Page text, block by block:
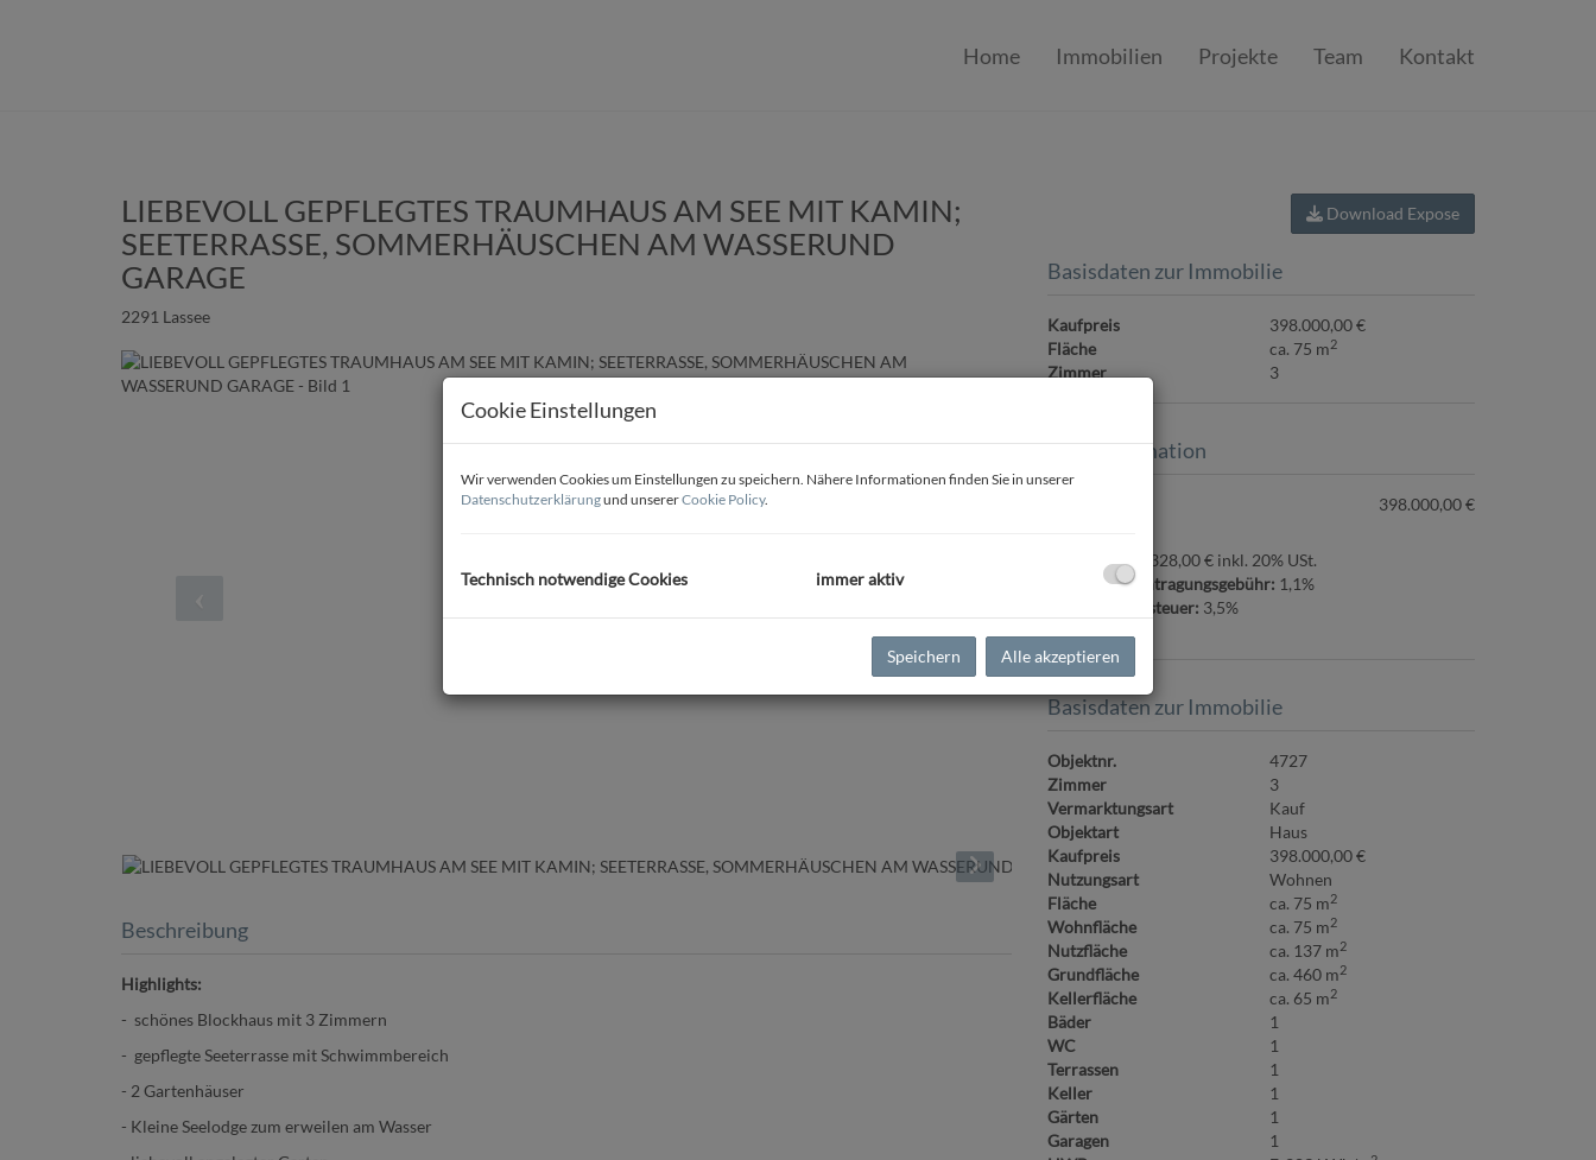
Home Immobilien Projekte Team Kontakt
LIEBEVOLL GEPFLEGTES TRAUMHAUS AM SEE MIT KAMIN;
SEETERRASSE, SOMMERHÄUSCHEN AM WASSERUND
GARAGE
2291 Lassee
Beschreibung
Highlights:
- schönes Blockhaus mit 3 Zimmern
- gepflegte Seeterrasse mit Schwimmbereich
- 2 Gartenhäuser
- Kleine Seelodge zum erweilen am Wasser
Download Expose
Basisdaten zur Immobilie
Kaufpreis
398.000,00 €
Fläche
ca. 75 m2
Zimmer 3
Preisinformation
398.000,00 €
Provision:14.328,00 € inkl. 20% USt.
Grundbucheintragungsgebühr: 1,1%
Grunderwerbsteuer: 3,5%
Basisdaten zur Immobilie
Objektnr.
4727
Zimmer
3
Vermarktungsart
Kauf
Objektart
Haus
Kaufpreis
398.000,00 €
Nutzungsart
Wohnen
Fläche
ca. 75 m2
Wohnfläche ca. 75 m2
Nutzfläche ca. 137 m2
Grundfläche ca. 460 m2
Kellerfläche ca. 65 m2
Bäder
1
WC
1
Terrassen
1
Keller
1
Gärten
1
Garagen
1
Cookie Einstellungen
Wir verwenden Cookies um Einstellungen zu speichern. Nähere Informationen finden Sie in unserer
Datenschutzerklärungund unsererCookie Policy.
Technisch notwendige Cookies immer aktiv
Speichern Alle akzeptieren